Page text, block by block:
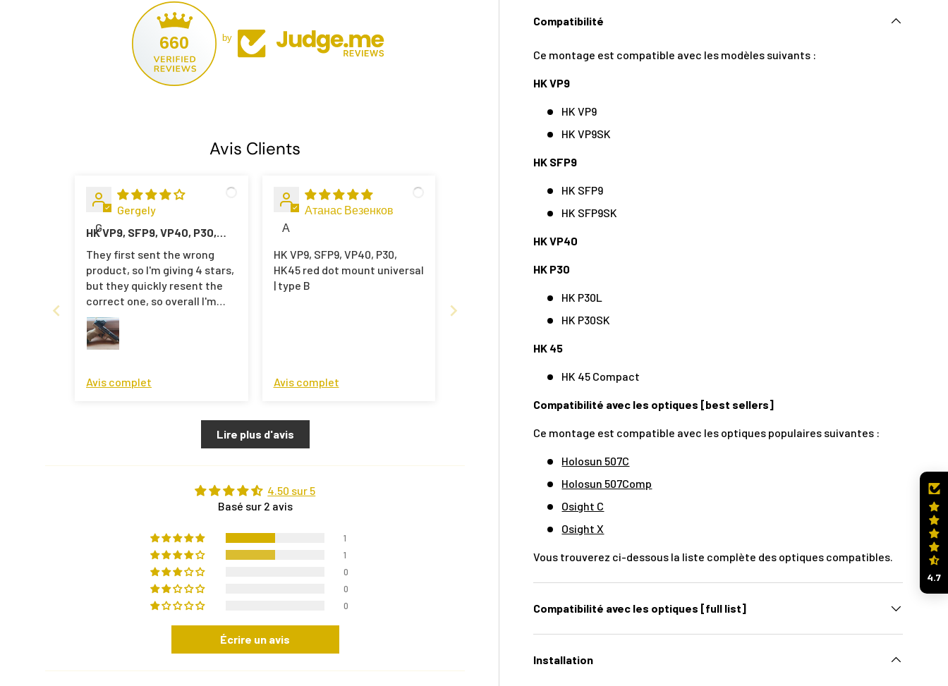
Compatibilité
Ce montage est compatible avec les modèles suivants :
HK VP9
HK VP9
HK VP9SK
HK SFP9
HK SFP9
HK SFP9SK
HK VP40
HK P30
HK P30L
HK P30SK
HK 45
HK 45 Compact
Compatibilité avec les optiques [best sellers]
Ce montage est compatible avec les optiques populaires suivantes :
Holosun 507C
Holosun 507Comp
Osight C
Osight X
Vous trouverez ci-dessous la liste complète des optiques compatibles.
Compatibilité avec les optiques [full list]
Installation
660 by
Avis Clients
G
Gergely
HK VP9, SFP9, VP40, P30,
HK45 red dot mount
universal | type B
They first sent the wrong
product, so I'm giving 4 stars,
but they quickly resent the
correct one, so overall I'm
satisfied!
Avis complet
А
Атанас Везенков
HK VP9, SFP9, VP40, P30,
HK45 red dot mount universal
| type B
Avis complet
Lire plus d'avis
4.50 sur 5
Basé sur 2 avis
1
1
0
0
0
Écrire un avis
4.7